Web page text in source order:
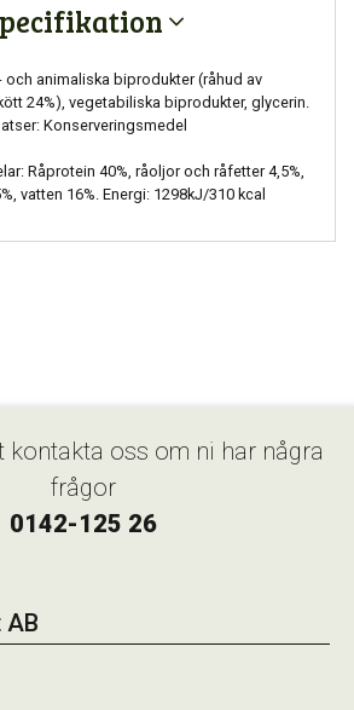
och animaliska biprodukter (råhud av
24%), vegetabiliska biprodukter, glycerin.
Konserveringsmedel
Råprotein 40%, råoljor och råfetter 4,5%,
vatten 16%. Energi: 1298kJ/310 kcal
kontakta oss om ni har några
frågor
0142-125 26